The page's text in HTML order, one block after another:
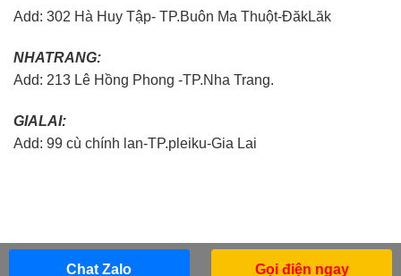
Add: 302 Hà Huy Tập- TP.Buôn Ma Thuột-ĐăkLăk
NHATRANG:
Add: 213 Lê Hồng Phong -TP.Nha Trang.
GIALAI:
Add: 99 cù chính lan-TP.pleiku-Gia Lai
Chat Zalo Gọi điện ngay